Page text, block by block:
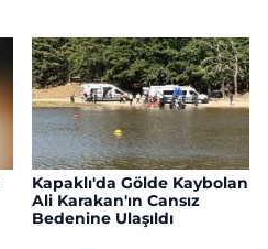
Kapaklı'da Gölde Kaybolan
Ali Karakan'ın Cansız
Bedenine Ulaşıldı